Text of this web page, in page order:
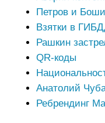
Петров и
Взятки в
Рашкин
QR-коды
Анатолий
Ребрендинг